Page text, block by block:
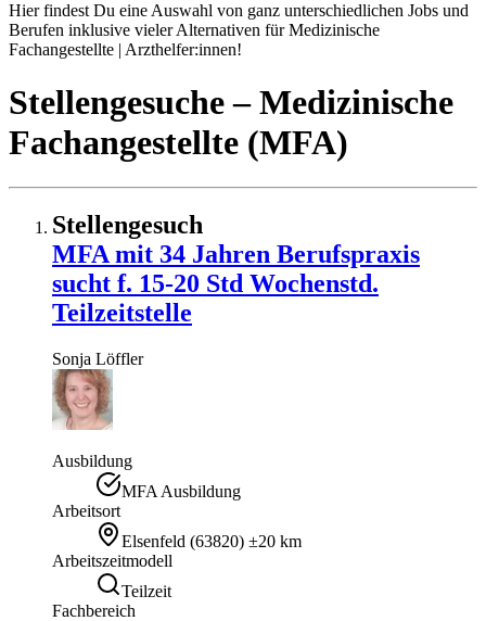
Hier findest Du eine Auswahl von ganz unterschiedlichen Jobs und
Berufen inklusive vieler Alternativen für Medizinische
Fachangestellte | Arzthelfer:innen!
Stellengesuche– Medizinische
Fachangestellte (MFA)
Stellengesuch
MFA mit 34 Jahren Berufspraxis
sucht f. 15-20 Std Wochenstd.
Teilzeitstelle
Sonja Löffler
Ausbildung
MFA Ausbildung
Arbeitsort
Elsenfeld (63820) ±20 km
Arbeitszeitmodell
Teilzeit
Fachbereich